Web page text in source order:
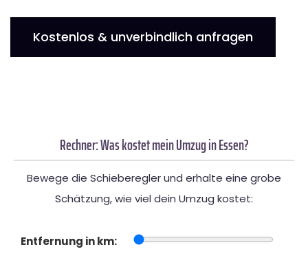
Kostenlos & unverbindlich anfragen
Rechner: Was kostet mein Umzug in Essen?
Bewege die Schieberegler und erhalte eine grobe
Schätzung, wie viel dein Umzug kostet:
Entfernung in km: